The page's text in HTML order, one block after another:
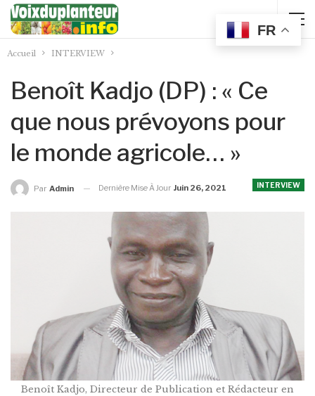
Accueil INTERVIEW
Benoît Kadjo (DP) : « Ce
que nous prévoyons pour
le monde agricole… »
INTERVIEW
Par Admin Dernière Mise À Jour Juin 26, 2021
Benoît Kadjo, Directeur de Publication et Rédacteur en
FR